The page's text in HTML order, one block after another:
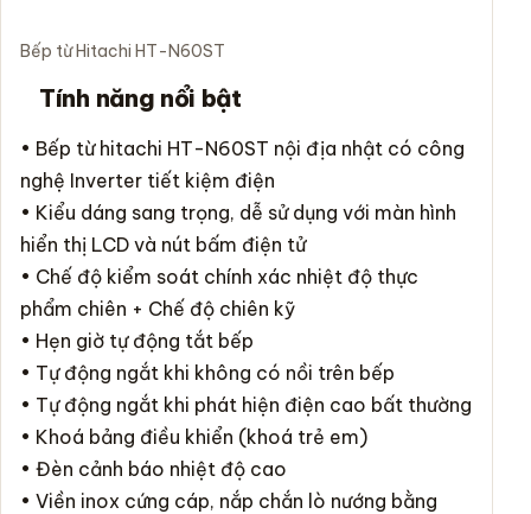
Bếp từ Hitachi HT-N60ST
Tính năng nổi bật
• Bếp từhitachi HT-N60ST nội địa nhật có công
nghệ Inverter tiết kiệm điện
• Kiểu dáng sang trọng, dễ sử dụng với màn hình
hiển thị LCD và nút bấm điện tử
• Chế độ kiểm soát chính xác nhiệt độ thực
phẩm chiên + Chế độ chiên kỹ
• Hẹn giờ tự động tắt bếp
• Tự động ngắt khi không có nồi trên bếp
• Tự động ngắt khi phát hiện điện cao bất thường
• Khoá bảng điều khiển (khoá trẻ em)
• Đèn cảnh báo nhiệt độ cao
• Viền inox cứng cáp, nắp chắn lò nướng bằng